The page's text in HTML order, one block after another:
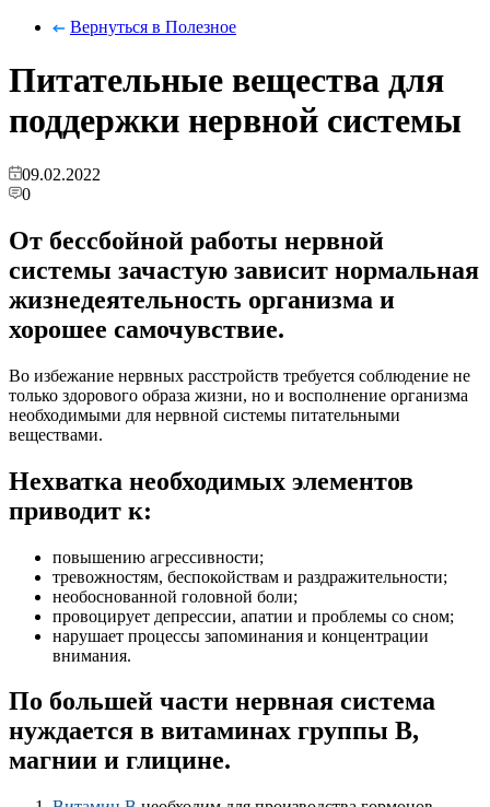
Вернуться в Полезное
Питательные вещества для
поддержки нервной системы
09.02.2022
0
От бессбойной работы нервной
системы зачастую зависит нормальная
жизнедеятельность организма и
хорошее самочувствие.
Во избежание нервных расстройств требуется соблюдение не
только здорового образа жизни, но и восполнение организма
необходимыми для нервной системы питательными
веществами.
Нехватка необходимых элементов
приводит к:
повышению агрессивности;
тревожностям, беспокойствам и раздражительности;
необоснованной головной боли;
провоцирует депрессии, апатии и проблемы со сном;
нарушает процессы запоминания и концентрации
внимания.
По большей части нервная система
нуждается в витаминах группы B,
магнии и глицине.